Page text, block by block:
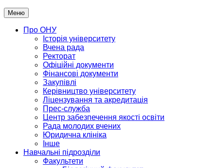
Меню
Про ОНУ
Історія університету
Вчена рада
Ректорат
Офіційні документи
Фінансові документи
Закупівлі
Керівництво університету
Ліцензування та акредитація
Прес-служба
Центр забезпечення якості освіти
Рада молодих вчених
Юридична клініка
Інше
Навчальні підрозділи
Факультети